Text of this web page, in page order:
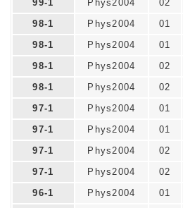
99-1
Phys2004 02
98-1
Phys2004 01
98-1
Phys2004 01
98-1
Phys2004 02
98-1
Phys2004 02
97-1
Phys2004 01
97-1
Phys2004 01
97-1
Phys2004 02
97-1
Phys2004 02
96-1
Phys2004 01